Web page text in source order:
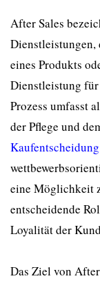
After Sales
Dienstleistungen,
eines Produkts
Dienstleistung
Prozess umfasst
der Pflege und
Kaufentscheidung
eine Möglichkeit
entscheidende
Loyalität der
Das Ziel von